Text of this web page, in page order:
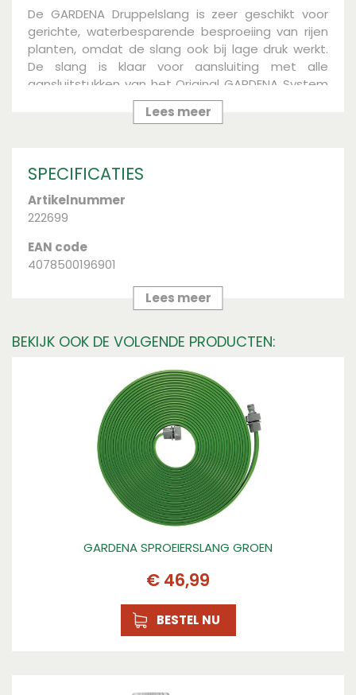
De GARDENA Druppelslang is zeer geschikt voor
gerichte, waterbesparende besproeiing van rijen
planten, omdat de slang ook bij lage druk werkt.
De slang is klaar voor aansluiting met alle
aansluitstukken van het Original GARDENA System
en een klep om de toevoersnelheid en de druk
aan te passen. De druppelslang heeft een lengte
druppelslang ook op de juiste lengte kopen,
waterbesparend besproeien van rijen planten.
Lees meer
SPECIFICATIES
Artikelnummer
222699
EAN code
4078500196901
Lees meer
BEKIJK OOK DE VOLGENDE PRODUCTEN:
GARDENA SPROEIERSLANG GROEN
€ 46,99
BESTEL NU